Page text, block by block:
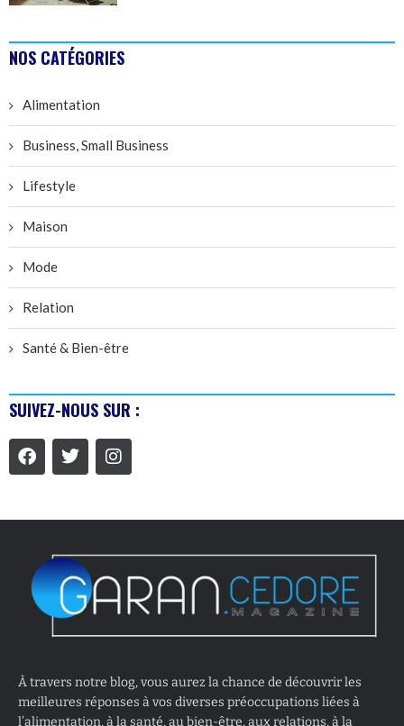
NOS CATÉGORIES
Alimentation
Business, Small Business
Lifestyle
Maison
Mode
Relation
Santé & Bien-être
SUIVEZ-NOUS SUR :
À travers notre blog, vous aurez la chance de découvrir les
meilleures réponses à vos diverses préoccupations liées à
l’alimentation, à la santé, au bien-être, aux relations, à la